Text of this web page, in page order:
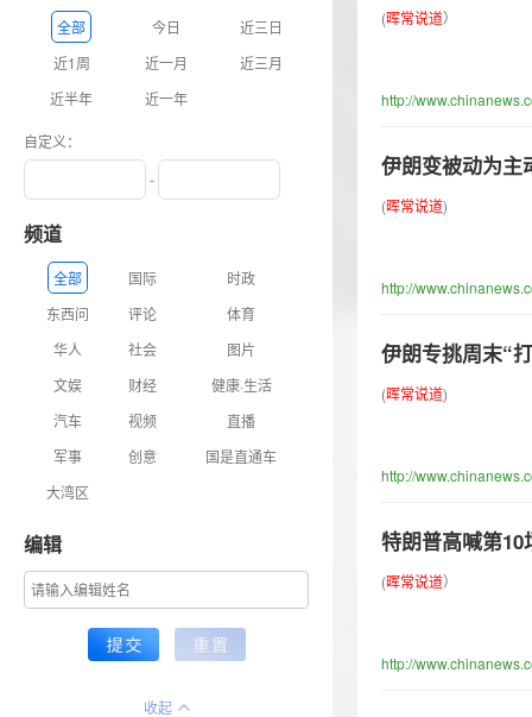
全部 今日
近三日
近1周
近一月
近三月
近半年
近一年
自定义：
-
频道
全部 国际
时政
东西问
评论
体育
华人
社会
图片
文娱
财经
健康·生活
汽车
视频
直播
军事
创意
国是直通车
大湾区
编辑
收起
(晖常说道）
http://
伊朗变被动为主
(晖常说道)
http://
伊朗专挑周末“
(晖常说道)
http://
特朗普高喊第
(晖常说道）
http://